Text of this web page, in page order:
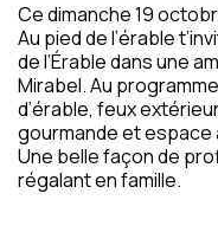
Ce dimanche 19
Au pied de l’érable
de l’Érable dans une
Mirabel. Au
d’érable, feux
gourmande et espace
Une belle façon de
régalant en famille.